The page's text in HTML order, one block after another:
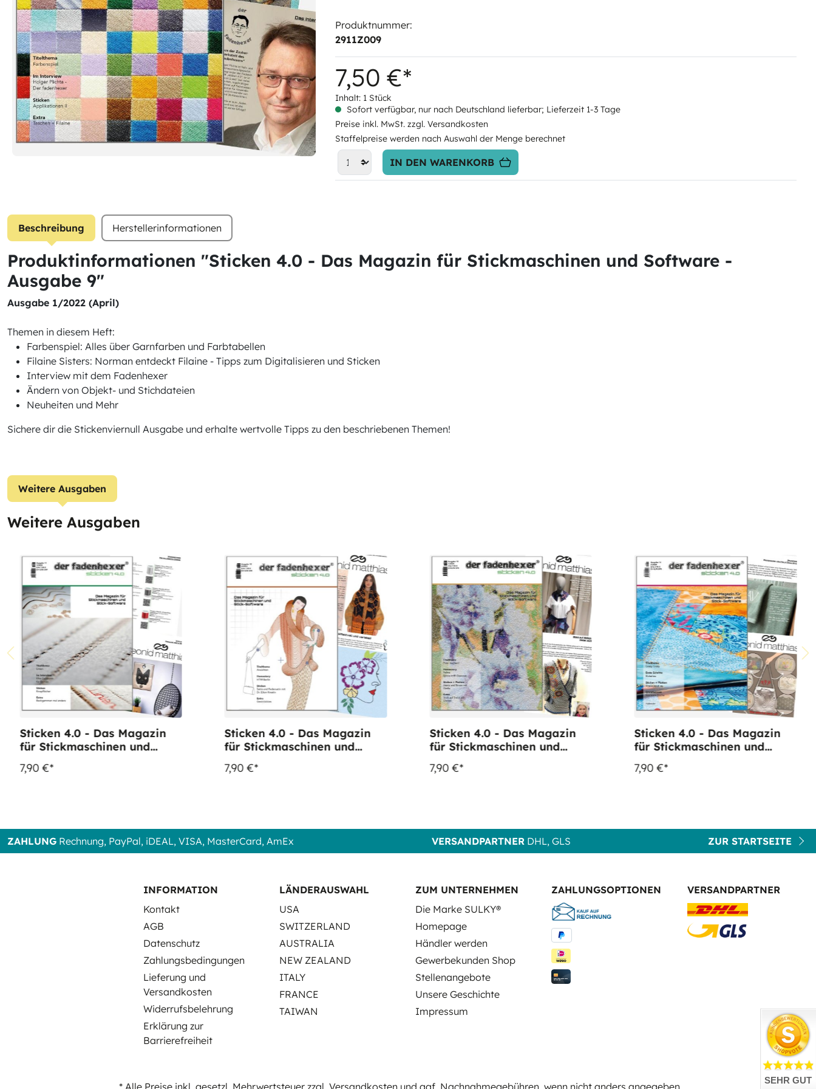
Produktnummer:
2911Z009
7,50 €*
Inhalt: 1 Stück
Sofort verfügbar, nur nach Deutschland lieferbar; Lieferzeit 1-3 Tage
Preise inkl. MwSt. zzgl. Versandkosten
Staffelpreise werden nach Auswahl der Menge berechnet
IN DEN WARENKORB
Beschreibung Herstellerinformationen
Produktinformationen "Sticken 4.0 - Das Magazin für Stickmaschinen und Software -
Ausgabe 9"
Ausgabe 1/2022 (April)
Themen in diesem Heft:
Farbenspiel: Alles über Garnfarben und Farbtabellen
Filaine Sisters: Norman entdeckt Filaine - Tipps zum Digitalisieren und Sticken
Interview mit dem Fadenhexer
Ändern von Objekt- und Stichdateien
Neuheiten und Mehr
Sichere dir die Stickenviernull Ausgabe und erhalte wertvolle Tipps zu den beschriebenen Themen!
Weitere Ausgaben
Weitere Ausgaben
Sticken 4.0 - Das Magazin
für Stickmaschinen und
7,90 €*
Sticken 4.0 - Das Magazin
für Stickmaschinen und
7,90 €*
Sticken 4.0 - Das Magazin
für Stickmaschinen und
7,90 €*
Sticken 4.0 - Das Magazin
für Stickmaschinen und
7,90 €*
ZAHLUNG Rechnung, PayPal, iDEAL, VISA, MasterCard, AmEx VERSANDPARTNER DHL, GLS ZUR STARTSEITE
INFORMATION
Kontakt
AGB
Datenschutz
Zahlungsbedingungen
Lieferung und
Versandkosten
Widerrufsbelehrung
Erklärung zur
Barrierefreiheit
LÄNDERAUSWAHL
USA
SWITZERLAND
AUSTRALIA
NEW ZEALAND
ITALY
FRANCE
TAIWAN
ZUM UNTERNEHMEN
Die Marke SULKY®
Homepage
Händler werden
Gewerbekunden Shop
Stellenangebote
Unsere Geschichte
Impressum
ZAHLUNGSOPTIONEN VERSANDPARTNER
* Alle Preise inkl. gesetzl. Mehrwertsteuer zzgl. Versandkosten und ggf. Nachnahmegebühren, wenn nicht anders angegeben. SEHR GUT